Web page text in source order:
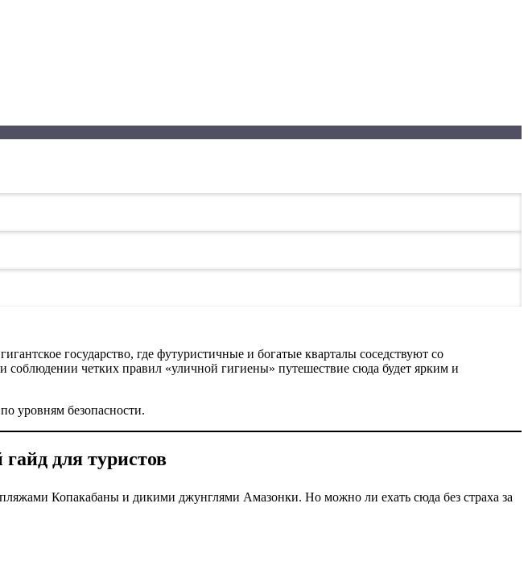
государство, где футуристичные и богатые кварталы соседствуют со
четких правил «уличной гигиены» путешествие сюда будет ярким и
уровням безопасности.
для туристов
Копакабаны и дикими джунглями Амазонки. Но можно ли ехать сюда без страха за